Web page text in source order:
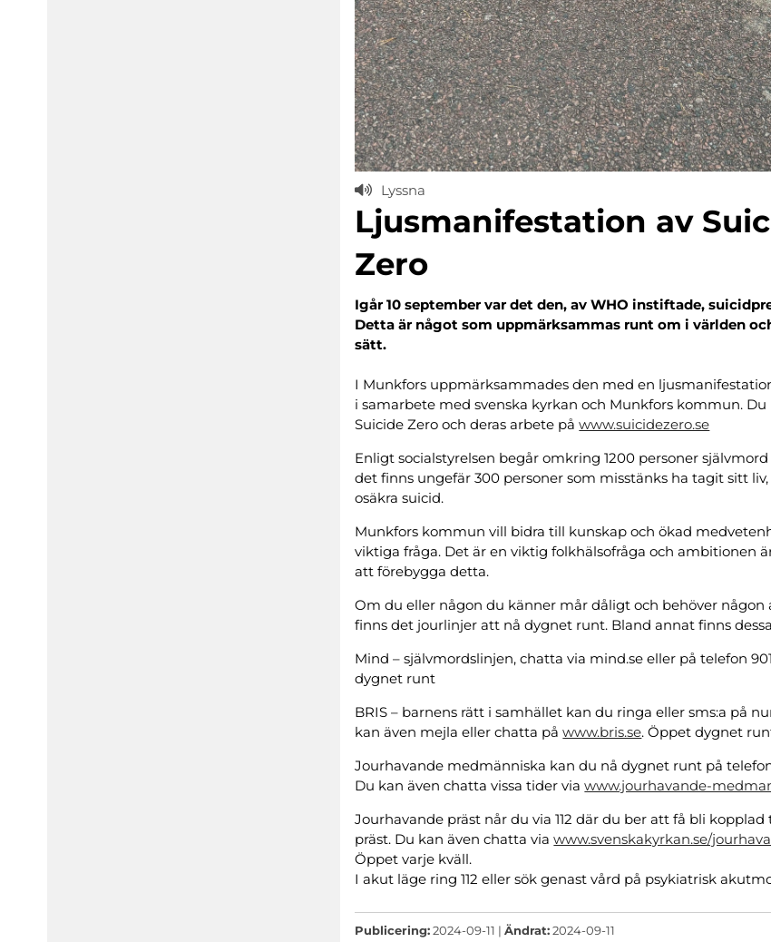
Lyssna
Ljusmanifestation av
Zero
Igår 10 september var det den, av WHO instiftade,
Detta är något som uppmärksammas runt om i världen
sätt.
I Munkfors uppmärksammades den med en
i samarbete med svenska kyrkan och Munkfors kommun. Du
Suicide Zero och deras arbete påwww.suicidezero.se
Enligt socialstyrelsen begår omkring 1200 personer
det finns ungefär 300 personer som misstänks ha tagit sitt liv,
osäkra suicid.
Munkfors kommun vill bidra till kunskap och ökad
viktiga fråga. Det är en viktig folkhälsofråga och ambitionen
att förebygga detta.
Om du eller någon du känner mår dåligt och behöver någon
finns det jourlinjer att nå dygnet runt. Bland annat finns
Mind – självmordslinjen, chatta via mind.se eller på telefon
dygnet runt
BRIS – barnens rätt i samhället kan du ringa eller sms:a på
kan även mejla eller chatta påwww.bris.se. Öppet dygnet
Jourhavande medmänniska kan du nå dygnet runt på
Du kan även chatta vissa tider viawww.jourhavande-
Jourhavande präst når du via 112 där du ber att få bli
präst. Du kan även chatta viawww.svenskakyrkan.se/
Öppet varje kväll.
I akut läge ring 112 eller sök genast vård på psykiatrisk
Publicering:2024-09-11 |Ändrat:2024-09-11